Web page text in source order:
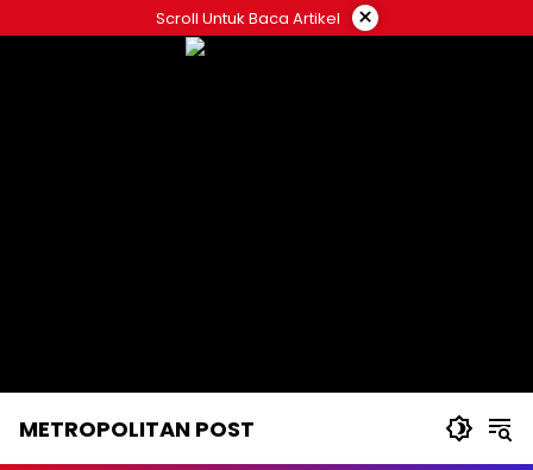
ke
Scroll Untuk Baca Artikel ×
METROPOLITAN POST